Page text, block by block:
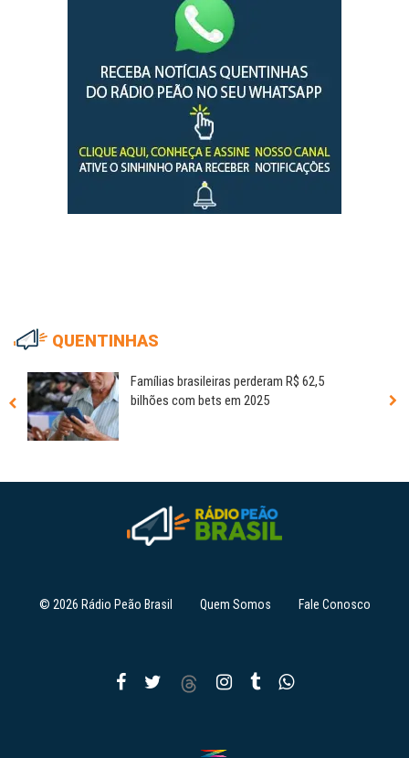
QUENTINHAS
Famílias brasileiras perderam R$ 62,5
bilhões com bets em 2025
© 2026 Rádio Peão Brasil Quem Somos Fale Conosco